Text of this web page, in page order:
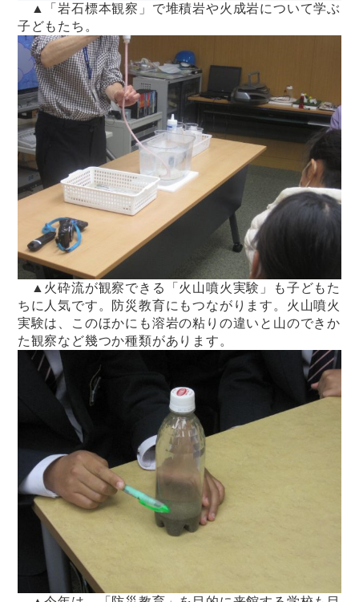
▲「岩石標本観察」で堆積岩や火成岩について学ぶ
子どもたち。
▲火砕流が観察できる「火山噴火実験」も子どもた
ちに人気です。防災教育にもつながります。火山噴火
実験は、このほかにも溶岩の粘りの違いと山のできか
た観察など幾つか種類があります。